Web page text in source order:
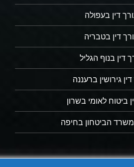
דין בעפולה
דין בטבריה
דין בנוף הגליל
גירושין ברעננה
ביטוח לאומי בשרון
משרד הביטחון בחיפה